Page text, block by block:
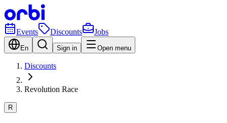
Events Discounts Jobs
En Sign in Open menu
Discounts
Revolution Race
R